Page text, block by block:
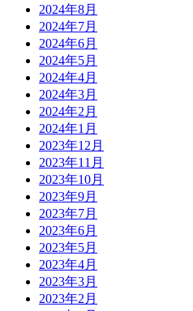
2024年8月
2024年7月
2024年6月
2024年5月
2024年4月
2024年3月
2024年2月
2024年1月
2023年12月
2023年11月
2023年10月
2023年9月
2023年7月
2023年6月
2023年5月
2023年4月
2023年3月
2023年2月